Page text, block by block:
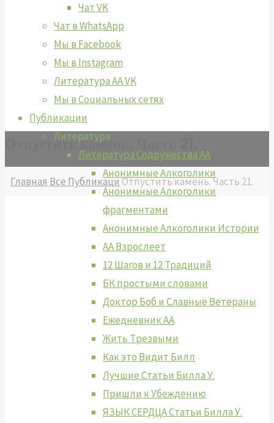
Чат VK
Чат в WhatsApp
Мы в Facebook
Мы в Instagram
Литература АА VK
Мы в Социальных сетях
Публикации
Литература
Литература Содружества АА
Анонимные Алкоголики
Анонимные Алкоголики
фрагментами
Анонимные Алкоголики Истории
АА Взрослеет
12 Шагов и 12 Традиций
БК простыми словами
Доктор Боб и Славные Ветераны
Ежедневник АА
Жить Tрезвыми
Как это Видит Билл
Лучшие Cтатьи Билла У.
Пришли к Убеждению
ЯЗЫК СЕРДЦА Статьи Билла У.
Отпустить камень. Часть 21.
Главная Все ПубликациОтпустить камень. Часть 21.